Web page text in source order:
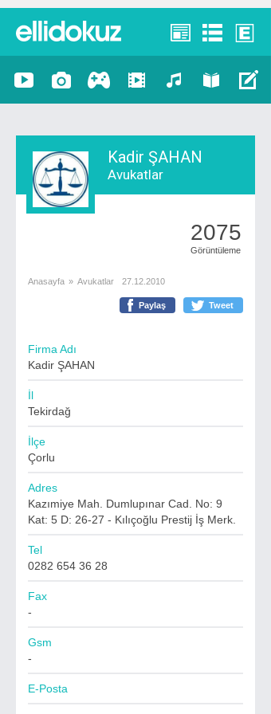
Kadir ŞAHAN
Avukatlar
2075
Görüntüleme
Anasayfa » Avukatlar 27.12.2010
Paylaş Tweet
Firma Adı
Kadir ŞAHAN
İl
Tekirdağ
İlçe
Çorlu
Adres
Kazımiye Mah. Dumlupınar Cad. No: 9
Kat: 5 D: 26-27 - Kılıçoğlu Prestij İş Merk.
Tel
0282 654 36 28
Fax
-
Gsm
-
E-Posta